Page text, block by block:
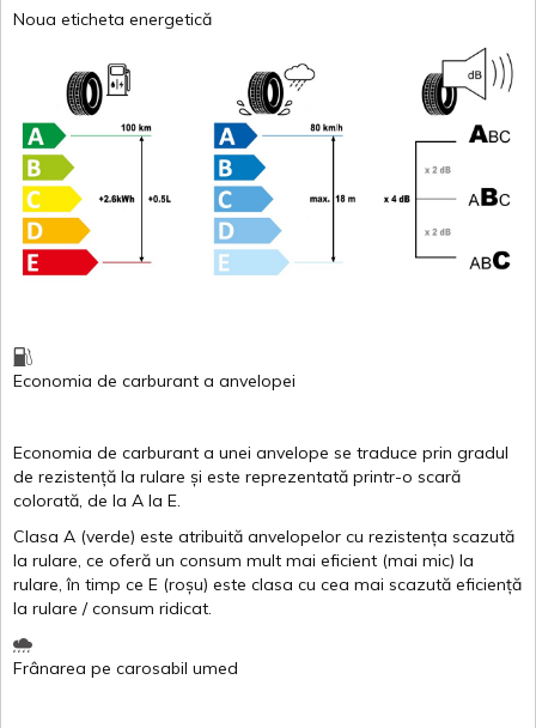
Noua eticheta energetică
Economia de carburant a anvelopei
Economia de carburant a unei anvelope se traduce prin gradul
de rezistență la rulare și este reprezentată printr-o scară
colorată, de la A la E.
Clasa A (verde) este atribuită anvelopelor cu rezistența scazută
la rulare, ce oferă un consum mult mai eficient (mai mic) la
rulare,în timp ce E (roșu) este clasa cu cea mai scazută eficiență
la rulare /consum ridicat.
Frânarea pe carosabil umed